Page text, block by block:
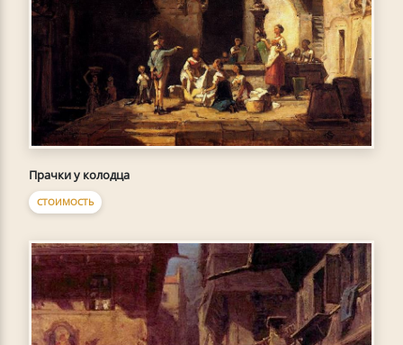
Прачки у колодца
СТОИМОСТЬ